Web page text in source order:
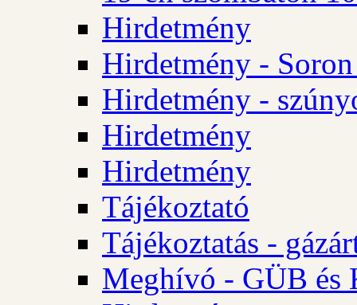
Hirdetmény
Hirdetmény -
Hirdetmény -
Hirdetmény
Hirdetmény
Tájékoztató
Tájékoztatás -
Meghívó - GÜB és